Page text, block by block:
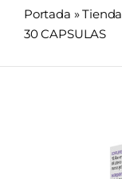
Portada »Tienda
30 CAPSULAS